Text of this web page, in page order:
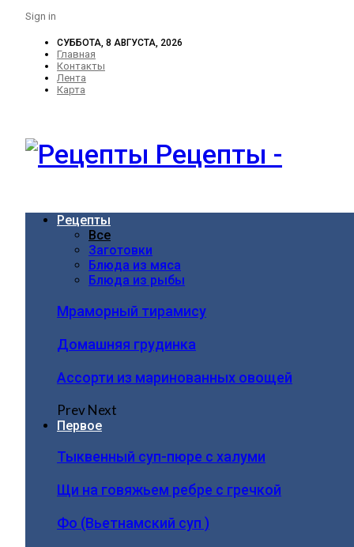
Sign in
СУББОТА, 8 АВГУСТА, 2026
Главная
Контакты
Лента
Карта
Рецепты -
Рецепты
Все
Заготовки
Блюда из мяса
Блюда из рыбы
Мраморный тирамису
Домашняя грудинка
Ассорти из маринованных овощей
PrevNext
Первое
Тыквенный суп-пюре с халуми
Щи на говяжьем ребре с гречкой
Фо (Вьетнамский суп )